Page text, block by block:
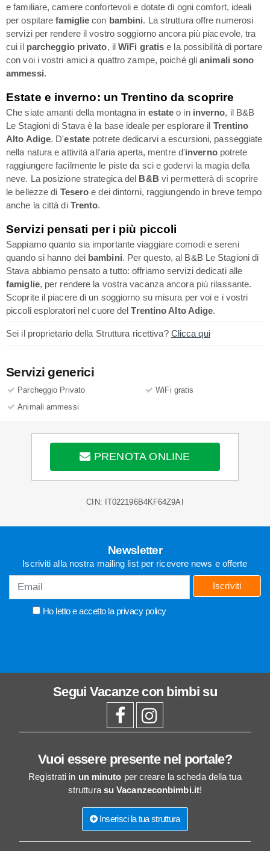
e familiare, camere confortevoli e dotate di ogni comfort, ideali
per ospitarefamiglie con bambini. La struttura offre numerosi
servizi per rendere il vostro soggiorno ancora più piacevole, tra
cui il parcheggio privato, ilWiFi gratis e la possibilità di portare
con voi i vostri amici a quattro zampe, poiché glianimali sono
ammessi.
Estate e inverno: un Trentino da scoprire
Che siate amanti della montagna in estate o in inverno, il B&B
Le Stagioni di Stava è la base ideale per esplorare il Trentino
Alto Adige. D'estate potrete dedicarvi a escursioni, passeggiate
nella natura e attività all'aria aperta, mentre d'invernopotrete
raggiungere facilmente le piste da sci e godervi la magia della
neve. La posizione strategica del B&B vi permetterà di scoprire
le bellezze di Tesero e dei dintorni, raggiungendo in breve tempo
anche la città di Trento.
Servizi pensati per i più piccoli
Sappiamo quanto sia importante viaggiare comodi e sereni
quando si hanno dei bambini. Per questo, al B&B Le Stagioni di
Stava abbiamo pensato a tutto: offriamo servizi dedicati alle
famiglie, per rendere la vostra vacanza ancora più rilassante.
Scoprite il piacere di un soggiorno su misura per voi e i vostri
piccoli esploratori nel cuore delTrentino Alto Adige.
Sei il proprietario della Struttura ricettiva? Clicca qui
Servizi generici
Parcheggio Privato
WiFi gratis
Animali ammessi
PRENOTA ONLINE
CIN: IT022196B4KF64Z9AI
Newsletter
Iscriviti alla nostra mailing list per ricevere news e offerte
Ho letto e accetto la privacy policy
Iscriviti
Segui Vacanze con bimbi su
Vuoi essere presente nel portale?
Registrati in un minuto per creare la scheda della tua
struttura su Vacanzeconbimbi.it!
Inserisci la tua struttura